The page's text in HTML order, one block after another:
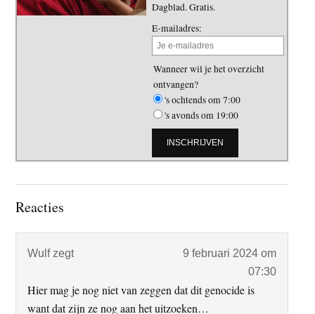
Dagblad. Gratis.
E-mailadres:
Wanneer wil je het overzicht
ontvangen?
's ochtends om 7:00
's avonds om 19:00
Lees
Reacties
Wulf zegt
9 februari 2024 om
07:30
Hier mag je nog niet van zeggen dat dit genocide is
want dat zijn ze nog aan het uitzoeken…